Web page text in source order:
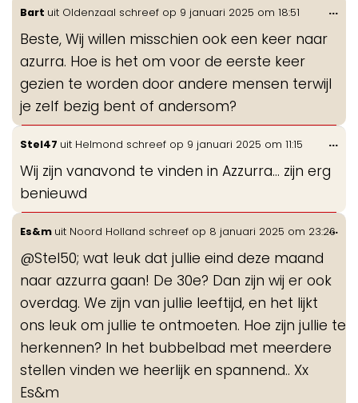
Bart uit Oldenzaal schreef op 9 januari 2025 om 18:51
Beste, Wij willen misschien ook een keer naar
azurra. Hoe is het om voor de eerste keer
gezien te worden door andere mensen terwijl
je zelf bezig bent of andersom?
...
Stel47 uit Helmond schreef op 9 januari 2025 om 11:15
Wij zijn vanavond te vinden in Azzurra... zijn erg
benieuwd
...
Es&m uit Noord Holland schreef op 8 januari 2025 om 23:26
@Stel50; wat leuk dat jullie eind deze maand
naar azzurra gaan! De 30e? Dan zijn wij er ook
overdag. We zijn van jullie leeftijd, en het lijkt
ons leuk om jullie te ontmoeten. Hoe zijn jullie te
herkennen? In het bubbelbad met meerdere
stellen vinden we heerlijk en spannend.. Xx
Es&m
...